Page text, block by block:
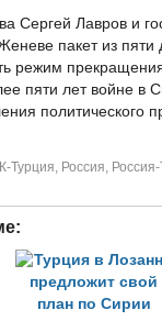
Сергей Лавров и
пакет из пяти
режим
пяти лет войне в
политического
Турция, Россия,